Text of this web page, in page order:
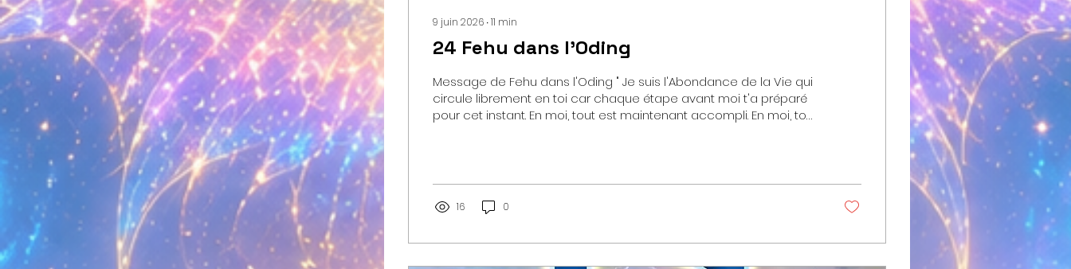
9 juin 2026 ∙11 min
24 Fehu dans l'Oding
Message de Fehu dans l'Oding " Je suis l'Abondance de la Vie qui
circule librement en toi car chaque étape avant moi t'a préparé
pour cet instant. En moi, tout est maintenant accompli. En moi, tout
16 0